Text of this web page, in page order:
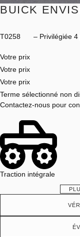
BUICK
T0258 – Privilégiée 4
Votre prix
Votre prix
Votre prix
Terme sélectionné non
Contactez-nous pour
Traction intégrale